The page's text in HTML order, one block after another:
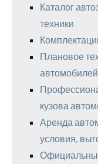
Каталог
техники
Плановое
кузова
Аренда
условия,